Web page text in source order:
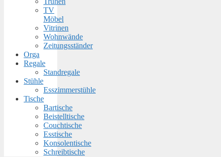
TV
Möbel
Vitrinen
Wohnwände
Zeitungsständer
Orga
Regale
Standregale
Stühle
Esszimmerstühle
Tische
Bartische
Beistelltische
Couchtische
Esstische
Konsolentische
Schreibtische